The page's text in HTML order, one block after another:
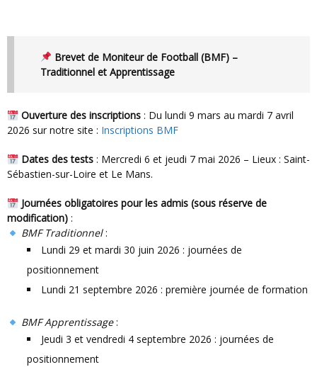
Brevet de Moniteur de Football (BMF) –
Traditionnel et Apprentissage
Ouverture des inscriptions : Du lundi 9 mars au mardi 7 avril
2026 sur notre site : Inscriptions BMF
Dates des tests: Mercredi 6 et jeudi 7 mai 2026 – Lieux : Saint-
Sébastien-sur-Loire et Le Mans.
Journées obligatoires pour les admis (sous réserve de
modification) :
BMF Traditionnel:
Lundi 29 et mardi 30 juin 2026 : journées de
positionnement
Lundi 21 septembre 2026 : première journée de formation
BMF Apprentissage:
Jeudi 3 et vendredi 4 septembre 2026 : journées de
positionnement